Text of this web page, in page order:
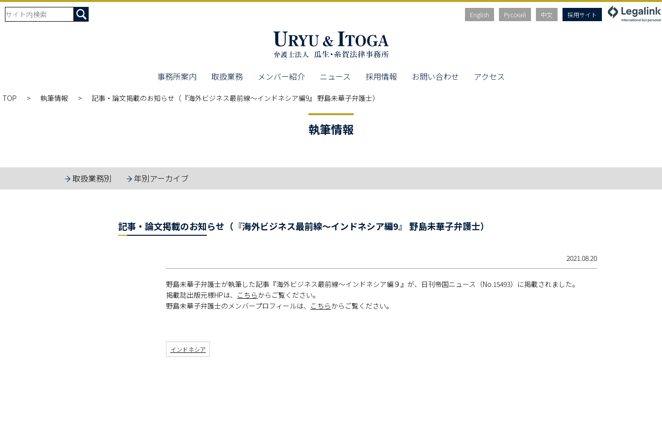
English Русский 中文 採用サイト
事務所案内 取扱業務 メンバー紹介 ニュース 採用情報 お問い合わせ アクセス
TOP 執筆情報 記事・論文掲載のお知らせ（『海外ビジネス最前線～インドネシア編9』 野島未華子弁護士）
執筆情報
取扱業務別 年別アーカイブ
記事・論文掲載のお知らせ（『海外ビジネス最前線～インドネシア編9』 野島未華子弁護士）
2021.08.20
野島未華子弁護士が執筆した記事『海外ビジネス最前線～インドネシア編９』が、日刊帝国ニュース（No.15493）に掲載されました。
掲載誌出版元様HPは、 こちらからご覧ください。
野島未華子弁護士のメンバープロフィールは、 こちらからご覧ください。
インドネシア